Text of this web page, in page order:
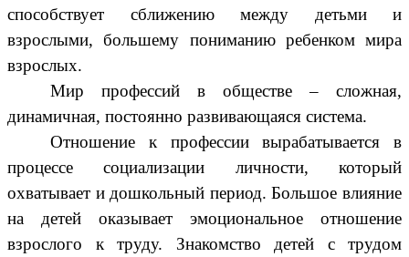
способствует сближению между детьми и
взрослыми, большему пониманию ребенком мира
взрослых.
Мир профессий в обществе – сложная,
динамичная, постоянно развивающаяся система.
Отношение к профессии вырабатывается в
процессе социализации личности, который
охватывает и дошкольный период. Большое влияние
на детей оказывает эмоциональное отношение
взрослого к труду. Знакомство детей с трудом